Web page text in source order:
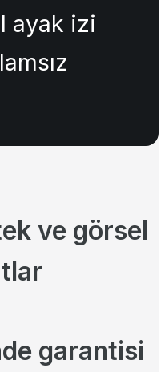
ayak izi
ve görsel
garantisi